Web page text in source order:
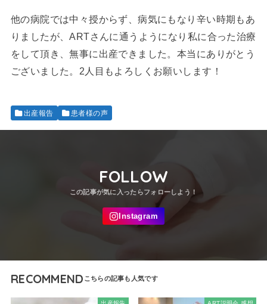
他の病院では中々授からず、病気にもなり辛い時期もあ
りましたが、ARTさんに通うようになり私に合った治療
をして頂き、無事に出産できました。本当にありがとう
ございました。2人目もよろしくお願いします！
出産報告 患者様の声
FOLLOW
RECOMMEND